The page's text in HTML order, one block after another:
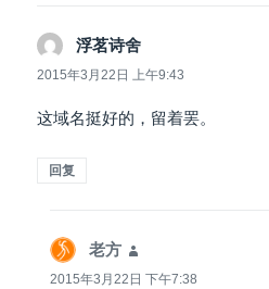
浮茗诗舍
道：
2015年3月22日 上午9:43
这域名挺好的，留着罢。
回复
老方
道：
2015年3月22日 下午7:38